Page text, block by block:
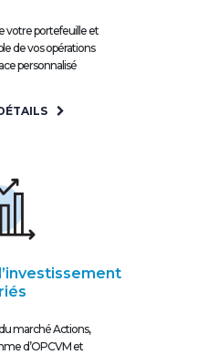
votre portefeuille et
de vos opérations
personnalisé
marché Actions,
d’OPCVM et